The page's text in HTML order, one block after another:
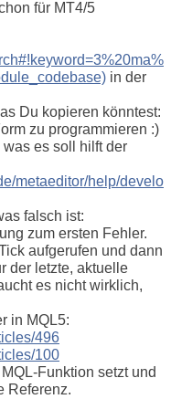
für MT4/5
in der
Du kopieren könntest:
zu programmieren :)
es soll hilft der
metaeditor/help/develo
falsch ist:
zum ersten Fehler.
aufgerufen und dann
der letzte, aktuelle
es nicht wirklich,
in MQL5:
496
100
Funktion setzt und
Referenz.